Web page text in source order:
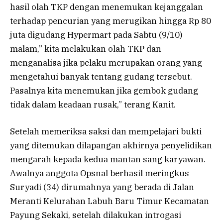
hasil olah TKP dengan menemukan kejanggalan
terhadap pencurian yang merugikan hingga Rp 80
juta digudang Hypermart pada Sabtu (9/10)
malam,” kita melakukan olah TKP dan
menganalisa jika pelaku merupakan orang yang
mengetahui banyak tentang gudang tersebut.
Pasalnya kita menemukan jika gembok gudang
tidak dalam keadaan rusak,” terang Kanit.
Setelah memeriksa saksi dan mempelajari bukti
yang ditemukan dilapangan akhirnya penyelidikan
mengarah kepada kedua mantan sang karyawan.
Awalnya anggota Opsnal berhasil meringkus
Suryadi (34) dirumahnya yang berada di Jalan
Meranti Kelurahan Labuh Baru Timur Kecamatan
Payung Sekaki, setelah dilakukan introgasi